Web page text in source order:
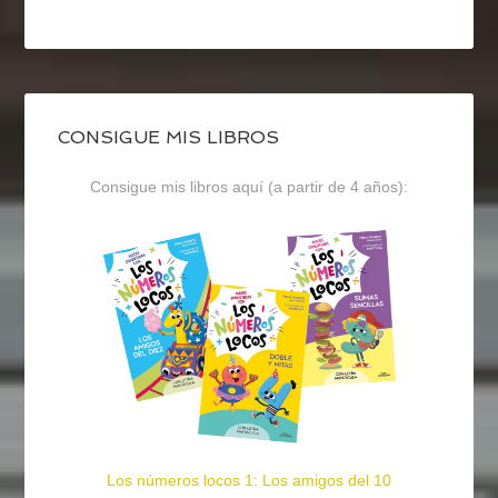
CONSIGUE MIS LIBROS
Consigue mis libros aquí (a partir de 4 años):
Los números locos 1: Los amigos del 10